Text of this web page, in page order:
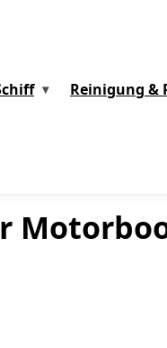
Reinigung &